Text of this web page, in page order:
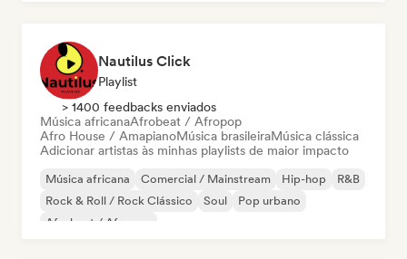
Nautilus Click
Playlist
> 1400 feedbacks enviados
Música africanaAfrobeat / Afropop
Afro House / AmapianoMúsica brasileiraMúsica clássica
Adicionar artistas às minhas playlists de maior impacto
Música africana Comercial / Mainstream Hip-hop
R&B
Rock & Roll / Rock Clássico
Soul
Pop urbano
Afrobeat / Afropop